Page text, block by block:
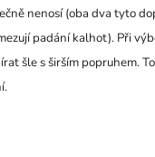
nenosí (oba dva tyto
padání kalhot). Při
šle s širším popruhem.